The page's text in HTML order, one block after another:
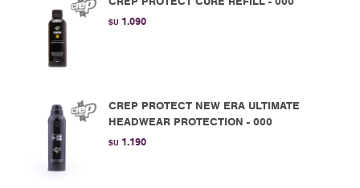
$U 1.090
CREP PROTECT NEW ERA ULTIMATE
HEADWEAR PROTECTION - 000
$U 1.190